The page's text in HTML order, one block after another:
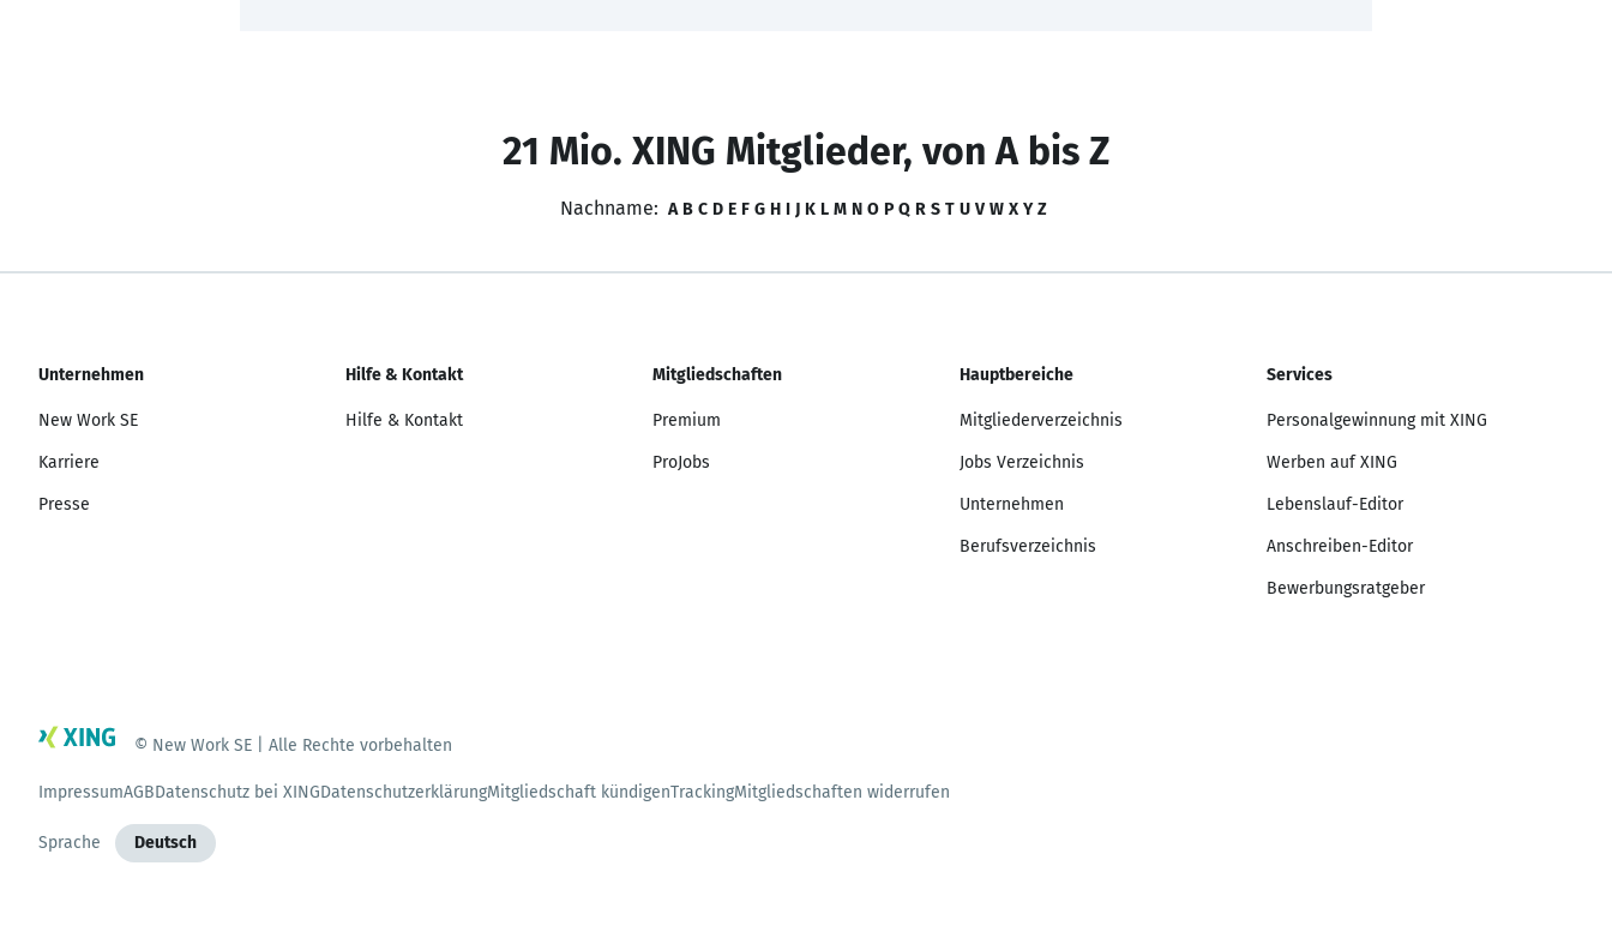
21 Mio. XING Mitglieder, von A bis Z
Nachname: A B C D E F G H I J K L M N O P Q R S T U V W X Y Z
Unternehmen
New Work SE
Karriere
Presse
Hilfe & Kontakt
Hilfe & Kontakt
Mitgliedschaften
Premium
ProJobs
Hauptbereiche
Mitgliederverzeichnis
Jobs Verzeichnis
Unternehmen
Berufsverzeichnis
Services
Personalgewinnung mit XING
Werben auf XING
Lebenslauf-Editor
Anschreiben-Editor
Bewerbungsratgeber
© New Work SE | Alle Rechte vorbehalten
ImpressumAGBDatenschutz bei XINGDatenschutzerklärungMitgliedschaft kündigenTrackingMitgliedschaften widerrufen
Sprache Deutsch